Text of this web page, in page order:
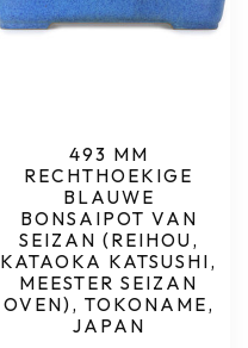
493 MM
RECHTHOEKIGE
BLAUWE
BONSAIPOT VAN
SEIZAN (REIHOU,
KATAOKA KATSUSHI,
MEESTER SEIZAN
OVEN), TOKONAME,
JAPAN